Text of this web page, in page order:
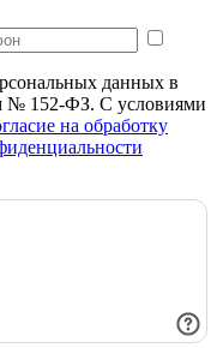
данных в
№ 152-ФЗ. С условиями
на обработку